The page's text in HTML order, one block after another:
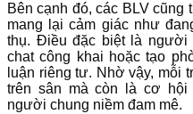
Bên cạnh đó, các BLV
mang lại cảm giác như
thụ. Điều đặc biệt là người
chat công khai hoặc tạo
luận riêng tư. Nhờ vậy, mỗi
trên sân mà còn là cơ hội
người chung niềm đam mê.